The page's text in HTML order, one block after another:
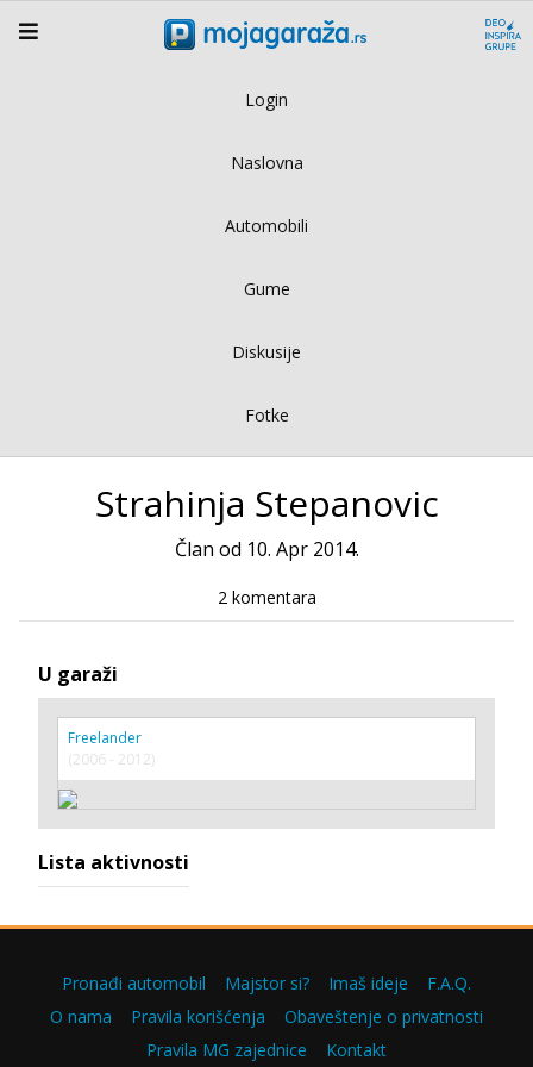
Login
Naslovna
Automobili
Gume
Diskusije
Fotke
Strahinja Stepanovic
Član od 10. Apr 2014.
2 komentara
U garaži
Freelander
(2006 - 2012)
Lista aktivnosti
Pronađi automobil Majstor si? Imaš ideje
F.A.Q.
O nama
Pravila korišćenja
Obaveštenje o privatnosti
Pravila MG zajednice
Kontakt